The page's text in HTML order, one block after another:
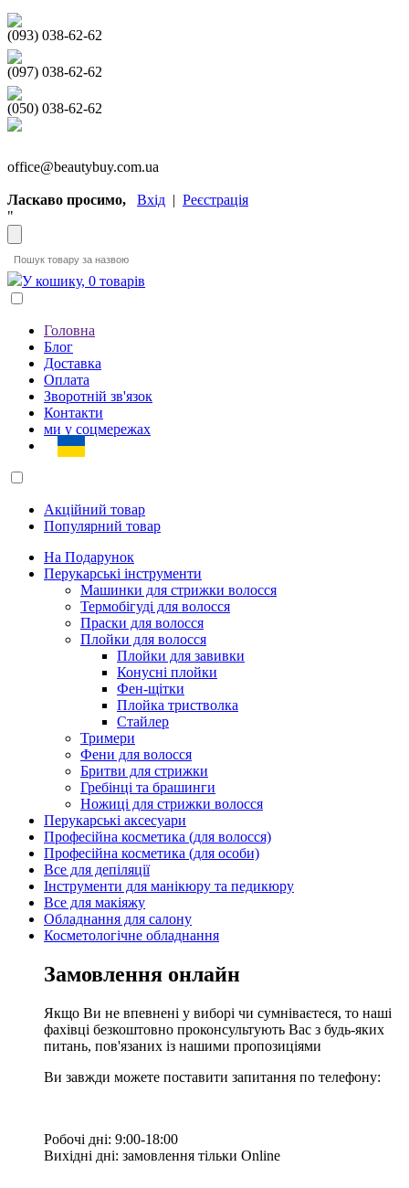
(093) 038-62-62
(097) 038-62-62
(050) 038-62-62
office@beautybuy.com.ua
Ласкаво просимо, Вхід | Реєстрація
"
У кошику, 0 товарів
Головна
Блог
Доставка
Оплата
Зворотній зв'язок
Контакти
ми у соцмережах
Акційний товар
Популярний товар
На Подарунок
Перукарські інструменти
Машинки для стрижки волосся
Термобігуді для волосся
Праски для волосся
Плойки для волосся
Плойки для завивки
Конусні плойки
Фен-щітки
Плойка тристволка
Стайлер
Тримери
Фени для волосся
Бритви для стрижки
Гребінці та брашинги
Ножиці для стрижки волосся
Перукарські аксесуари
Професійна косметика (для волосся)
Професійна косметика (для особи)
Все для депіляції
Інструменти для манікюру та педикюру
Все для макіяжу
Обладнання для салону
Косметологічне обладнання
Замовлення онлайн
Якщо Ви не впевнені у виборі чи сумніваєтеся, то наші
фахівці безкоштовно проконсультують Вас з будь-яких
питань, пов'язаних із нашими пропозиціями
Ви завжди можете поставити запитання по телефону:
Робочі дні: 9:00-18:00
Вихідні дні: замовлення тільки Online